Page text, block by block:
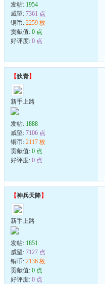
发帖: 1954
威望: 7361 点
铜币: 2259 枚
贡献值: 0 点
好评度: 0 点
【狄青】
新手上路
发帖: 1888
威望: 7106 点
铜币: 2117 枚
贡献值: 0 点
好评度: 0 点
【神兵天降】
新手上路
发帖: 1851
威望: 7127 点
铜币: 2136 枚
贡献值: 0 点
好评度: 0 点